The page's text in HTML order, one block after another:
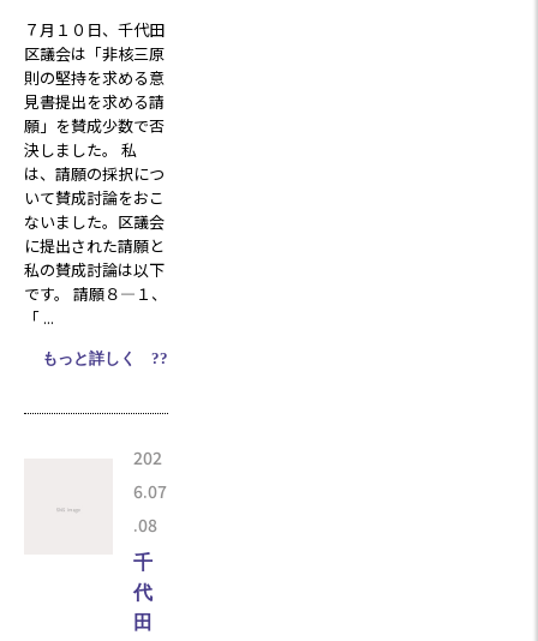
７月１０日、千代田
区議会は「非核三原
則の堅持を求める意
見書提出を求める請
願」を賛成少数で否
決しました。 私
は、請願の採択につ
いて賛成討論をおこ
ないました。区議会
に提出された請願と
私の賛成討論は以下
です。 請願８―１、
「 ...
もっと詳しく ??
202
6.07
.08
千
代
田